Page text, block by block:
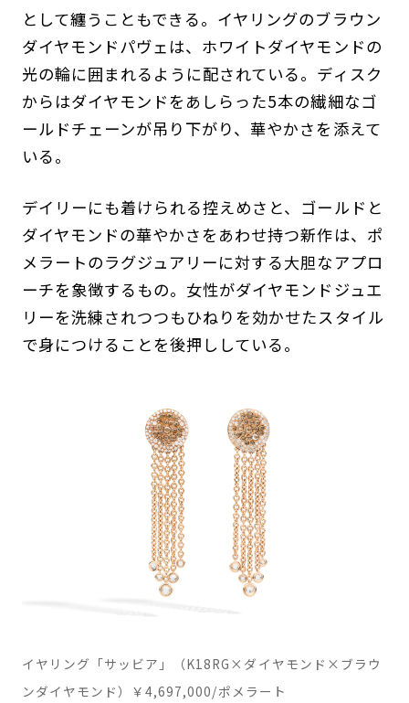
として纏うこともできる。イヤリングのブラウン
ダイヤモンドパヴェは、ホワイトダイヤモンドの
光の輪に囲まれるように配されている。ディスク
からはダイヤモンドをあしらった5本の繊細なゴ
ールドチェーンが吊り下がり、華やかさを添えて
いる。
デイリーにも着けられる控えめさと、ゴールドと
ダイヤモンドの華やかさをあわせ持つ新作は、ポ
メラートのラグジュアリーに対する大胆なアプロ
ーチを象徴するもの。女性がダイヤモンドジュエ
リーを洗練されつつもひねりを効かせたスタイル
で身につけることを後押ししている。
イヤリング「サッビア」（K18RG×ダイヤモンド×ブラウ
ンダイヤモンド）￥4,697,000/ポメラート